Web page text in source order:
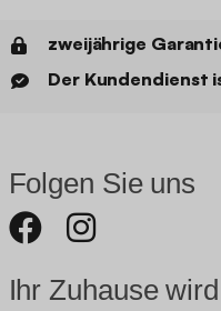
zweijährige
Der Kundendienst
Folgen Sie uns
Ihr Zuhause